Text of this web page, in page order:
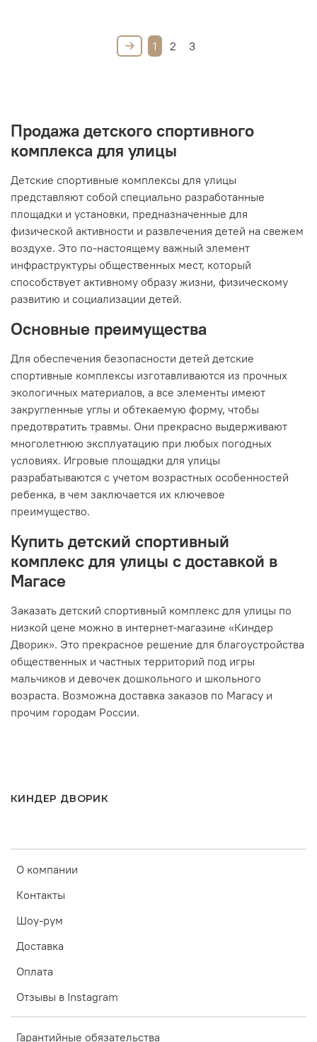
1 2 3
Продажа детского спортивного
комплекса для улицы
Детские спортивные комплексы для улицы
представляют собой специально разработанные
площадки и установки, предназначенные для
физической активности и развлечения детей на свежем
воздухе. Это по-настоящему важный элемент
инфраструктуры общественных мест, который
способствует активному образу жизни, физическому
развитию и социализации детей.
Основные преимущества
Для обеспечения безопасности детей детские
спортивные комплексы изготавливаются из прочных
экологичных материалов, а все элементы имеют
закругленные углы и обтекаемую форму, чтобы
предотвратить травмы. Они прекрасно выдерживают
многолетнюю эксплуатацию при любых погодных
условиях. Игровые площадки для улицы
разрабатываются с учетом возрастных особенностей
ребенка, в чем заключается их ключевое
преимущество.
Купить детский спортивный
комплекс для улицы с доставкой в
Магасе
Заказать детский спортивный комплекс для улицы по
низкой цене можно в интернет-магазине «Киндер
Дворик». Это прекрасное решение для благоустройства
общественных и частных территорий под игры
мальчиков и девочек дошкольного и школьного
возраста. Возможна доставка заказов по Магасу и
прочим городам России.
КИНДЕР ДВОРИК
О компании
Контакты
Шоу-рум
Доставка
Оплата
Отзывы в Instagram
Гарантийные обязательства